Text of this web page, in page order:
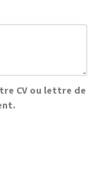
CV ou lettre de